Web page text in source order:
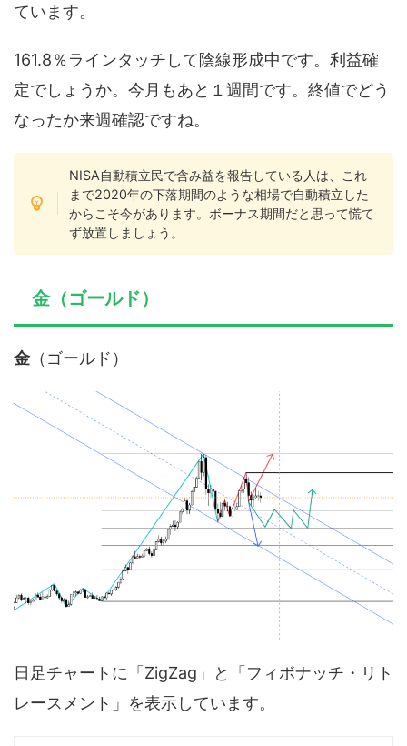
ています。
161.8％ラインタッチして陰線形成中です。利益確
定でしょうか。今月もあと１週間です。終値でどう
なったか来週確認ですね。
NISA自動積立民で含み益を報告している人は、これ
まで2020年の下落期間のような相場で自動積立した
からこそ今があります。ボーナス期間だと思って慌て
ず放置しましょう。
金（ゴールド）
金 （ゴールド）
日足チャートに「ZigZag」と「フィボナッチ・リト
レースメント」を表示しています。